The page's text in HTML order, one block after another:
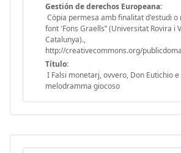
Gestión de derechos Europeana:
Còpia permesa amb finalitat d'estudi o
font 'Fons Graells” (Universitat Rovira i
Catalunya).,
http://creativecommons.org/
Título:
I Falsi monetarj, ovvero, Don Eutichio
melodramma giocoso